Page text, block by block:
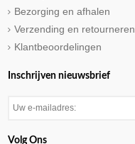
Bezorging en afhalen
Verzending en retourneren
Klantbeoordelingen
Inschrijven nieuwsbrief
Volg Ons